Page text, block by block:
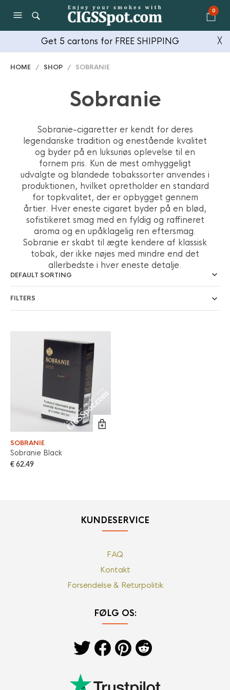
0
Get 5 cartons for FREE SHIPPING ╳
HOME / SHOP / SOBRANIE
Sobranie
Sobranie-cigaretter er kendt for deres
legendariske tradition og enestående kvalitet
og byder på en luksuriøs oplevelse til en
fornem pris. Kun de mest omhyggeligt
udvalgte og blandede tobakssorter anvendes i
produktionen, hvilket opretholder en standard
for topkvalitet, der er opbygget gennem
årtier. Hver eneste cigaret byder på en blød,
sofistikeret smag med en fyldig og raffineret
aroma og en upåklagelig ren eftersmag.
Sobranie er skabt til ægte kendere af klassisk
tobak, der ikke nøjes med mindre end det
allerbedste i hver eneste detalje.
FILTERS
SOBRANIE
Sobranie Black
€ 62.49
KUNDESERVICE
FAQ
Kontakt
Forsendelse & Returpolitik
FØLG OS: